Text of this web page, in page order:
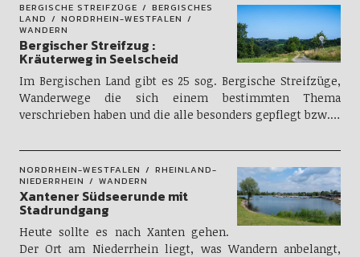
BERGISCHE STREIFZÜGE
BERGISCHES
LAND
NORDRHEIN-WESTFALEN
WANDERN
Bergischer Streifzug :
Kräuterweg in Seelscheid
Im Bergischen Land gibt es 25 sog. Bergische Streifzüge,
Wanderwege die sich einem bestimmten Thema
verschrieben haben und die alle besonders gepflegt bzw.…
NORDRHEIN-WESTFALEN
RHEINLAND-
NIEDERRHEIN
WANDERN
Xantener Südseerunde mit
Stadrundgang
Heute sollte es nach Xanten gehen.
Der Ort am Niederrhein liegt, was Wandern anbelangt,